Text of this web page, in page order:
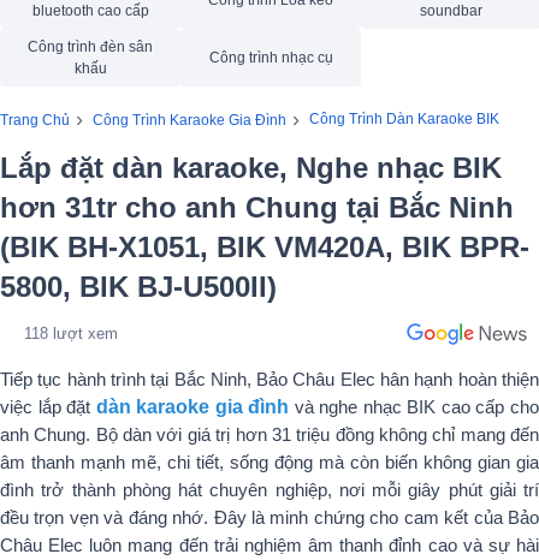
bluetooth cao cấp
soundbar
Công trình đèn sân
khấu
Công trình nhạc cụ
Trang Chủ › Công Trình Karaoke Gia Đình › Công Trình Dàn Karaoke BIK
Lắp đặt dàn karaoke, Nghe nhạc BIK
hơn 31tr cho anh Chung tại Bắc Ninh
(BIK BH-X1051, BIK VM420A, BIK BPR-
5800, BIK BJ-U500II)
118 lượt xem
Tiếp tục hành trình tại Bắc Ninh, Bảo Châu Elec hân hạnh hoàn thiện
việc lắp đặt dàn karaoke gia đình và nghe nhạc BIK cao cấp cho
anh Chung. Bộ dàn với giá trị hơn 31 triệu đồng không chỉ mang đến
âm thanh mạnh mẽ, chi tiết, sống động mà còn biến không gian gia
đình trở thành phòng hát chuyên nghiệp, nơi mỗi giây phút giải trí
đều trọn vẹn và đáng nhớ. Đây là minh chứng cho cam kết của Bảo
Châu Elec luôn mang đến trải nghiệm âm thanh đỉnh cao và sự hài